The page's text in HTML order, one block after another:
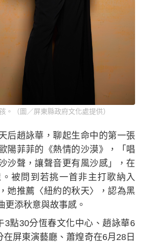
。（圖／屏東縣政府文化處提供）
后趙詠華，聊起生命中的第一張
陽菲菲的《熱情的沙漠》，「唱
沙聲，讓聲音更有風沙感」，在
被問到若挑一首非主打歌納入
她推薦〈紐約的秋天〉，認為黑
更添秋意與故事感。
3點30分恆春文化中心、趙詠華6
在屏東演藝廳、蕭煌奇在6月28日